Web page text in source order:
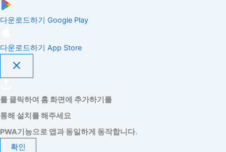
다운로드하기 Google Play
다운로드하기 App Store
를 클릭하여 홈 화면에 추가하기를
통해 설치를 해주세요
PWA기능으로 앱과 동일하게 동작합니다.
확인